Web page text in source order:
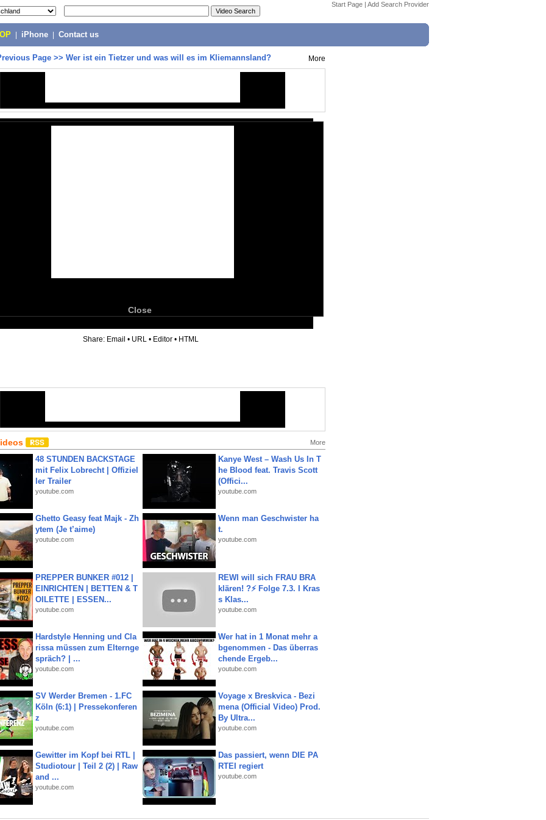
Start Page | Add Search Provider
iPhone Contact us
Page >> Wer ist ein Tietzer und was will es im Kliemannsland? More
Close
Share: Email • URL • Editor • HTML
More
48 STUNDEN BACKSTAGE
mit Felix Lobrecht | Offiziel
ler Trailer
youtube.com
Kanye West – Wash Us In T
he Blood feat. Travis Scott
(Offici...
youtube.com
Ghetto Geasy feat Majk - Zh
ytem (Je t’aime)
youtube.com
Wenn man Geschwister ha
t.
youtube.com
PREPPER BUNKER #012 |
EINRICHTEN | BETTEN & T
OILETTE | ESSEN...
youtube.com
REWI will sich FRAU BRA
klären! ?⚡️ Folge 7.3. I Kras
s Klas...
youtube.com
Hardstyle Henning und Cla
rissa müssen zum Elternge
spräch? | ...
youtube.com
Wer hat in 1 Monat mehr a
bgenommen - Das überras
chende Ergeb...
youtube.com
SV Werder Bremen - 1.FC
Köln (6:1) | Pressekonferen
z
youtube.com
Voyage x Breskvica - Bezi
mena (Official Video) Prod.
By Ultra...
youtube.com
Gewitter im Kopf bei RTL |
Studiotour | Teil 2 (2) | Raw
and ...
youtube.com
Das passiert, wenn DIE PA
RTEI regiert
youtube.com